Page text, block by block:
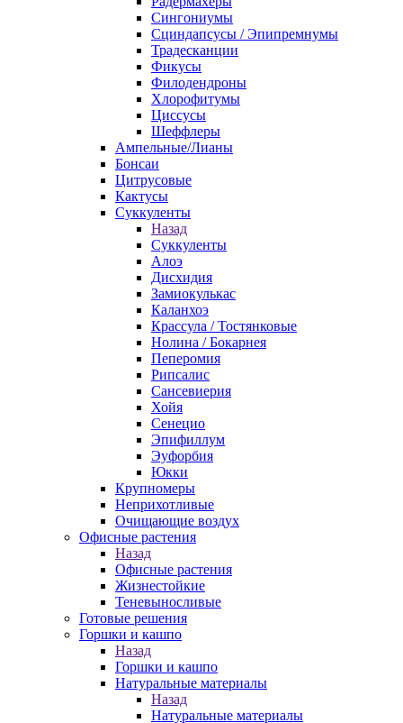
Сингониумы
Сциндапсусы / Эпипремнумы
Традесканции
Фикусы
Филодендроны
Хлорофитумы
Циссусы
Шеффлеры
Ампельные/Лианы
Бонсаи
Цитрусовые
Кактусы
Суккуленты
Назад
Суккуленты
Алоэ
Дисхидия
Замиокулькас
Каланхоэ
Крассула / Тостянковые
Нолина / Бокарнея
Пеперомия
Рипсалис
Сансевиерия
Хойя
Сенецио
Эпифиллум
Эуфорбия
Юкки
Крупномеры
Неприхотливые
Очищающие воздух
Офисные растения
Назад
Офисные растения
Жизнестойкие
Теневыносливые
Готовые решения
Горшки и кашпо
Назад
Горшки и кашпо
Натуральные материалы
Назад
Натуральные материалы